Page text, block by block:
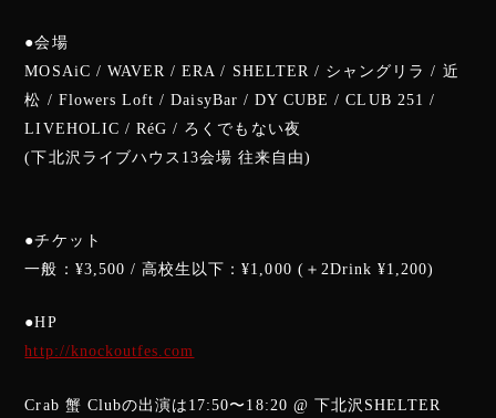
●会場
MOSAiC / WAVER / ERA / SHELTER / シャングリラ / 近
松 / Flowers Loft / DaisyBar / DY CUBE / CLUB 251 /
LIVEHOLIC / RéG / ろくでもない夜
(下北沢ライブハウス13会場 往来自由)
●チケット
一般：¥3,500 / 高校生以下：¥1,000 (＋2Drink ¥1,200)
●HP
http://knockoutfes.com
Crab 蟹 Clubの出演は17:50〜18:20 @ 下北沢SHELTER